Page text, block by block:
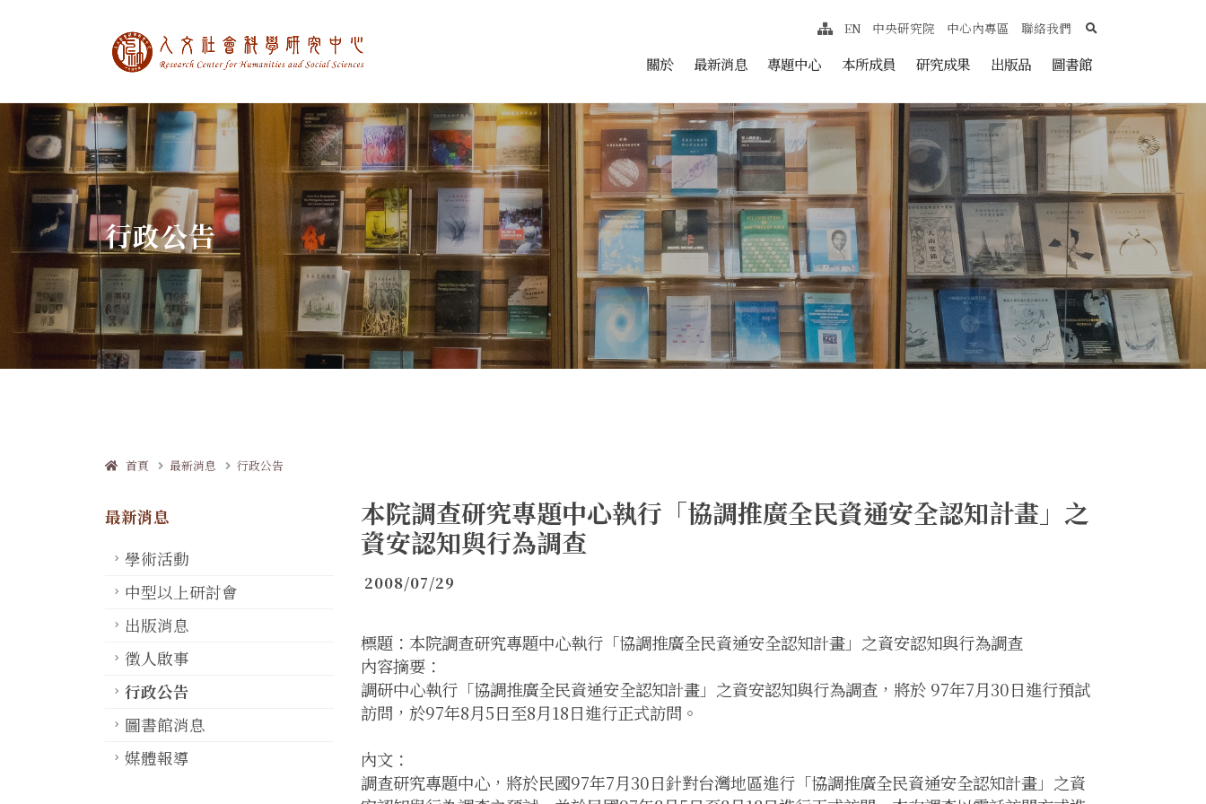
中央研究院人文社會科學研究中心 跳至中央區塊/Main Content
關於 最新消息 專題中心 本所成員 研究成果 出版品 圖書館
網站導覽
EN 中央研究院 中心內專區 聯絡我們 search
行政公告
首頁 最新消息 行政公告
最新消息
學術活動
中型以上研討會
出版消息
徵人啟事
行政公告
圖書館消息
媒體報導
本院調查研究專題中心執行「協調推廣全民資通安全認知計畫」之
資安認知與行為調查
2008/07/29
標題：本院調查研究專題中心執行「協調推廣全民資通安全認知計畫」之資安認知與行為調查
內容摘要：
調研中心執行「協調推廣全民資通安全認知計畫」之資安認知與行為調查，將於 97年7月30日進行預試
訪問，於97年8月5日至8月18日進行正式訪問。
內文：
調查研究專題中心，將於民國97年7月30日針對台灣地區進行「協調推廣全民資通安全認知計畫」之資